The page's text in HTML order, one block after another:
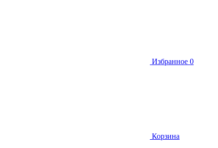
Избранное 0
Корзина